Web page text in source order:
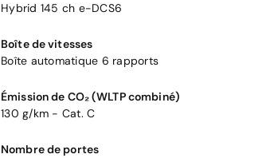
Hybrid 145 ch e-DCS6
Boîte de vitesses
Boîte automatique 6 rapports
Émission de CO₂ (WLTP combiné)
130 g/km - Cat. C
Nombre de portes